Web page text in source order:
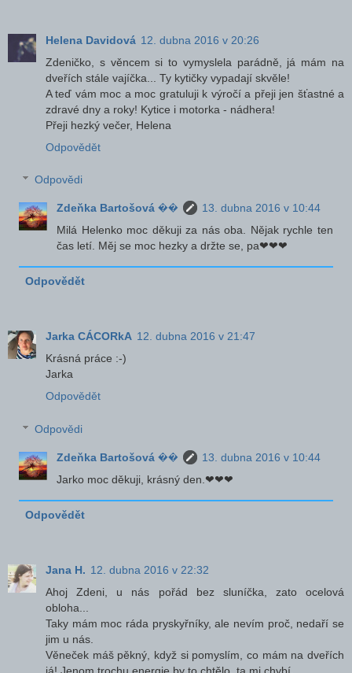
Helena Davidová 12. dubna 2016 v 20:26
Zdeničko, s věncem si to vymyslela parádně, já mám na
dveřích stále vajíčka... Ty kytičky vypadají skvěle!
A teď vám moc a moc gratuluji k výročí a přeji jen šťastné a
zdravé dny a roky! Kytice i motorka - nádhera!
Přeji hezký večer, Helena
Odpovědět
Odpovědi
Zdeňka Bartošová ��
13. dubna 2016 v 10:44
Milá Helenko moc děkuji za nás oba. Nějak rychle ten
čas letí. Měj se moc hezky a držte se, pa❤❤❤
Odpovědět
Jarka CÁCORkA 12. dubna 2016 v 21:47
Krásná práce :-)
Jarka
Odpovědět
Odpovědi
Zdeňka Bartošová ��
13. dubna 2016 v 10:44
Jarko moc děkuji, krásný den.❤❤❤
Odpovědět
Jana H. 12. dubna 2016 v 22:32
Ahoj Zdeni, u nás pořád bez sluníčka, zato ocelová
obloha...
Taky mám moc ráda pryskyřníky, ale nevím proč, nedaří se
jim u nás.
Věneček máš pěkný, když si pomyslím, co mám na dveřích